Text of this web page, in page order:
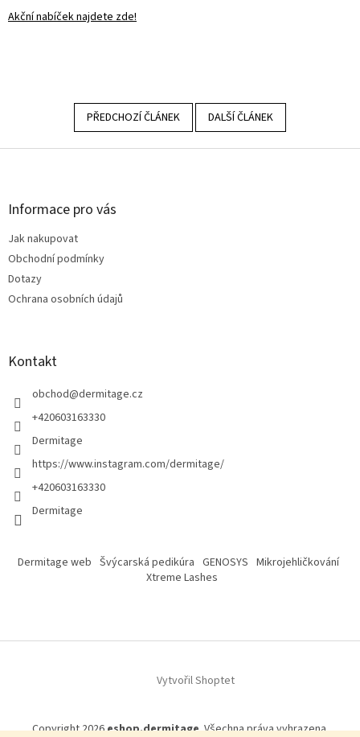
Akční nabíček najdete zde!
PŘEDCHOZÍ ČLÁNEK DALŠÍ ČLÁNEK
Z
Informace pro vás
Jak nakupovat
Obchodní podmínky
Dotazy
Ochrana osobních údajů
Kontakt
obchod@dermitage.cz
+420603163330
Dermitage
https://www.instagram.com/dermitage/
+420603163330
Dermitage
Dermitage web Švýcarská pedikúra GENOSYS Mikrojehličkování
Xtreme Lashes
Vytvořil Shoptet
Copyright 2026eshop.dermitage. Všechna práva vyhrazena.